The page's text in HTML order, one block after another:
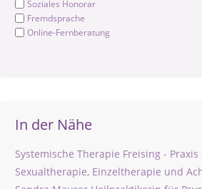
Soziales Honorar
Fremdsprache
Online-Fernberatung
In der Nähe
Systemische Therapie Freising -
Sexualtherapie, Einzeltherapie und